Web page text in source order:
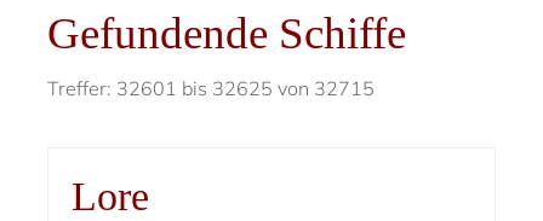
Gefundende Schiffe
Treffer: 32601 bis 32625 von 32715
Lore